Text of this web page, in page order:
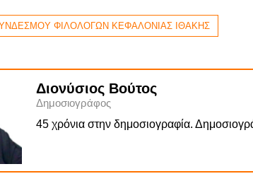
ΦΙΛΟΛΟΓΩΝ ΚΕΦΑΛΟΝΙΑΣ ΙΘΑΚΗΣ
Διονύσιος Βούτος
Δημοσιογράφος
45 χρόνια στην δημοσιογραφία.